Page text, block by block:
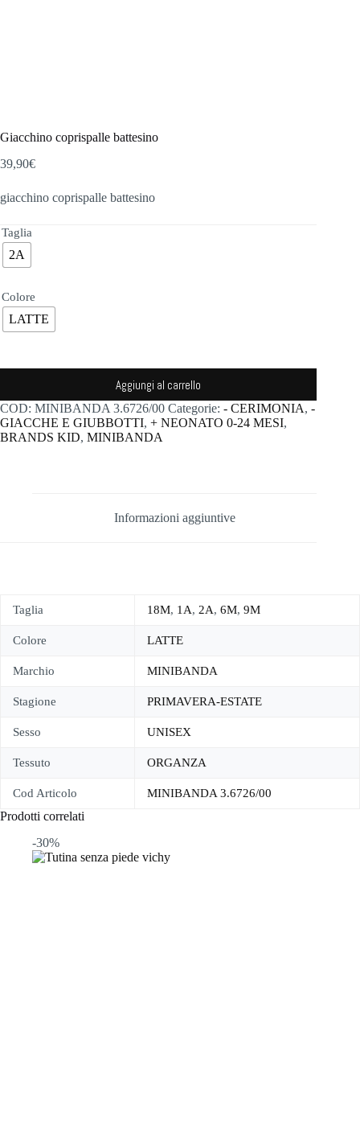
Giacchino coprispalle battesino
39,90€
giacchino coprispalle battesino
Taglia
2A
Colore
LATTE
Aggiungi al carrello
COD: MINIBANDA 3.6726/00 Categorie: - CERIMONIA, -
GIACCHE E GIUBBOTTI, + NEONATO 0-24 MESI,
BRANDS KID, MINIBANDA
Informazioni aggiuntive
Taglia 18M, 1A, 2A, 6M, 9M
Colore LATTE
Marchio MINIBANDA
Stagione PRIMAVERA-ESTATE
Sesso UNISEX
Tessuto ORGANZA
Cod Articolo MINIBANDA 3.6726/00
Prodotti correlati
-30%